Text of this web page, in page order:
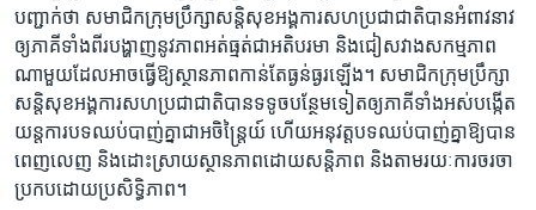
បញ្ជាក់​ថា​ ​សមាជិក​ក្រុម​ប្រឹក្សា​សន្តិសុខ​អង្គការ​សហ​ប្រជាជាតិ​បាន​អំពាវនាវ​
ឲ្យ​ភាគី​ទាំងពីរ​បង្ហាញ​នូវ​ភាព​អត់ធ្មត់​ជា​អតិបរមា​ ​និង​ជៀស​វាង​សកម្មភាព​
ណា​មួយ​ដែល​អាច​ធ្វើ​ឱ្យ​ស្ថានភាព​កាន់តែ​ធ្ងន់ធ្ងរ​ឡើង។ ​សមាជិក​ក្រុម​ប្រឹក្សា​
សន្តិសុខ​អង្គការ​សហ​ប្រជាជាតិ​បាន​ទទូច​បន្ថែម​ទៀត​ឲ្យ​ភាគី​ទាំងអស់​បង្កើត​
យន្តការ​បទ​ឈប់​បាញ់​គ្នា​ជា​អចិន្ត្រៃយ៍​ ​ហើយ​អនុវត្ត​បទ​ឈប់បាញ់​គ្នា​ឱ្យ​បាន​
ពេញលេញ​ ​និង​ដោះស្រាយ​ស្ថានភាព​ដោយ​សន្តិភាព​ ​និង​តាមរយៈ​ការ​ចរចា​
ប្រកប​ដោយ​ប្រសិទ្ធិភាព។